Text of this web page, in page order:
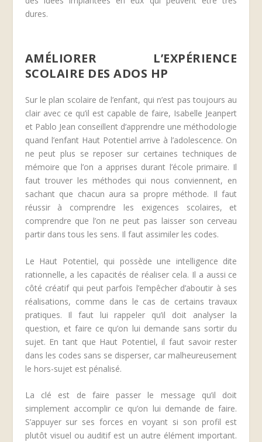
dures.
AMÉLIORER L’EXPÉRIENCE
SCOLAIRE DES ADOS HP
Sur le plan scolaire de l’enfant, qui n’est pas toujours au
clair avec ce qu’il est capable de faire, Isabelle Jeanpert
et Pablo Jean conseillent d’apprendre une méthodologie
quand l’enfant Haut Potentiel arrive à l’adolescence. On
ne peut plus se reposer sur certaines techniques de
mémoire que l’on a apprises durant l’école primaire. Il
faut trouver les méthodes qui nous conviennent, en
sachant que chacun aura sa propre méthode. Il faut
réussir à comprendre les exigences scolaires, et
comprendre que l’on ne peut pas laisser son cerveau
partir dans tous les sens. Il faut assimiler les codes.
Le Haut Potentiel, qui possède une intelligence dite
rationnelle, a les capacités de réaliser cela. Il a aussi ce
côté créatif qui peut parfois l’empêcher d’aboutir à ses
réalisations, comme dans le cas de certains travaux
pratiques. Il faut lui rappeler qu’il doit analyser la
question, et faire ce qu’on lui demande sans sortir du
sujet. En tant que Haut Potentiel, il faut savoir rester
dans les codes sans se disperser, car malheureusement
le hors-sujet est pénalisé.
La clé est de faire passer le message qu’il doit
simplement accomplir ce qu’on lui demande de faire.
S’appuyer sur ses forces en voyant si son profil est
plutôt visuel ou auditif est un autre élément important.